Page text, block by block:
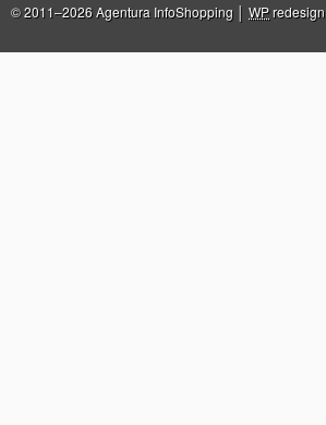
© 2011–2026 Agentura InfoShopping │ WPredesign